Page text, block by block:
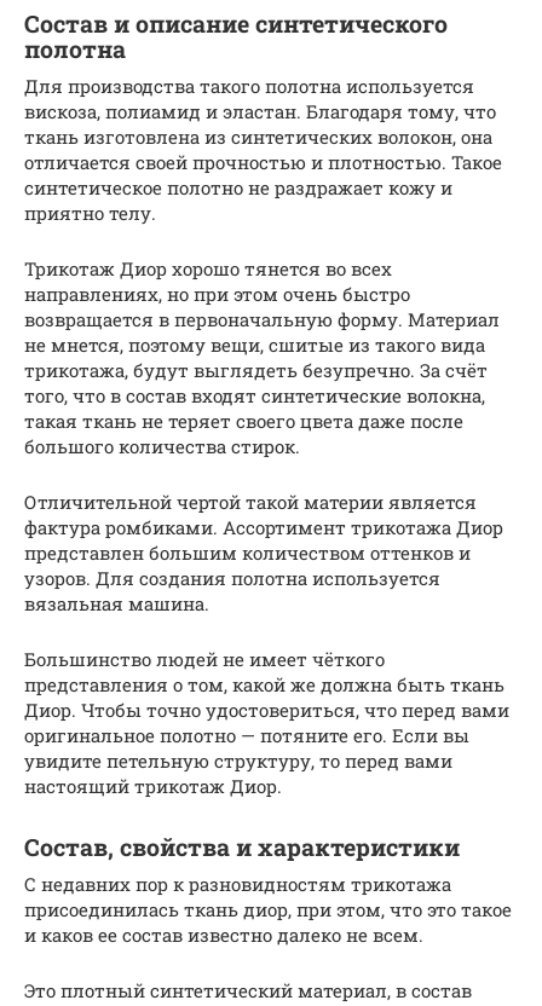
Состав и описание синтетического
полотна
Для производства такого полотна используется
вискоза, полиамид и эластан. Благодаря тому, что
ткань изготовлена из синтетических волокон, она
отличается своей прочностью и плотностью. Такое
синтетическое полотно не раздражает кожу и
приятно телу.
Трикотаж Диор хорошо тянется во всех
направлениях, но при этом очень быстро
возвращается в первоначальную форму. Материал
не мнется, поэтому вещи, сшитые из такого вида
трикотажа, будут выглядеть безупречно. За счёт
того, что в состав входят синтетические волокна,
такая ткань не теряет своего цвета даже после
большого количества стирок.
Отличительной чертой такой материи является
фактура ромбиками. Ассортимент трикотажа Диор
представлен большим количеством оттенков и
узоров. Для создания полотна используется
вязальная машина.
Большинство людей не имеет чёткого
представления о том, какой же должна быть ткань
Диор. Чтобы точно удостовериться, что перед вами
оригинальное полотно — потяните его. Если вы
увидите петельную структуру, то перед вами
настоящий трикотаж Диор.
Состав, свойства и характеристики
С недавних пор к разновидностям трикотажа
присоединилась ткань диор, при этом, что это такое
и каков ее состав известно далеко не всем.
Это плотный синтетический материал, в состав